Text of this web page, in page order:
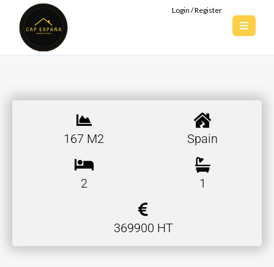
Login / Register
167 M2 Spain
2 1
369900 HT